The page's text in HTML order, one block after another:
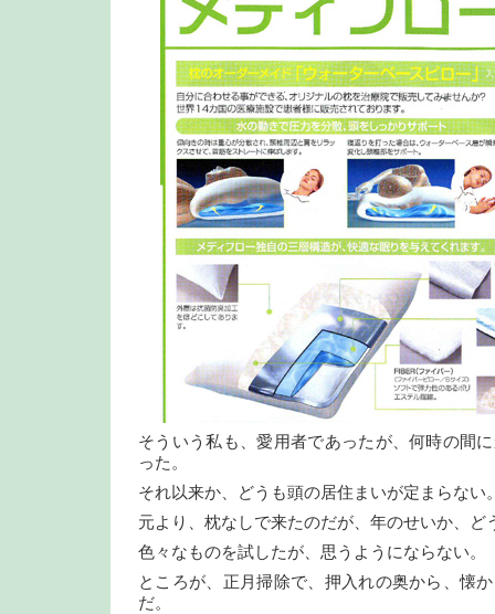
そういう私も、愛用者であったが、何時の間
った。
それ以来か、どうも頭の居住まいが定まらない
元より、枕なしで来たのだが、年のせいか、ど
色々なものを試したが、思うようにならない。
ところが、正月掃除で、押入れの奥から、懐
だ。